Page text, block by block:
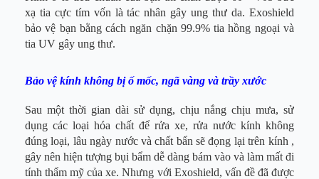
xạ tia cực tím vốn là tác nhân gây ung thư da. Exoshield
bảo vệ bạn bằng cách ngăn chặn 99.9% tia hồng ngoại và
tia UV gây ung thư.
Bảo vệ kính không bị ố mốc, ngã vàng và trầy xước
Sau một thời gian dài sử dụng, chịu nắng chịu mưa, sử
dụng các loại hóa chất để rửa xe, rửa nước kính không
đúng loại, lâu ngày nước và chất bẩn sẽ đọng lại trên kính ,
gây nên hiện tượng bụi bẩm dễ dàng bám vào và làm mất đi
tính thẩm mỹ của xe. Nhưng với Exoshield, vấn đề đã được